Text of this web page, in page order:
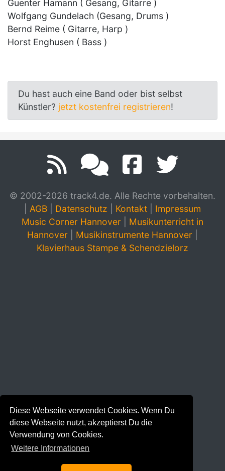
Diese Webseite verwendet Cookies. Wenn Du
diese Webseite nutzt, akzeptierst Du die
Verwendung von Cookies.
Weitere Informationen
Guenter Hamann ( Gesang, Gitarre )
Wolfgang Gundelach (Gesang, Drums )
Bernd Reime ( Gitarre, Harp )
Horst Enghusen ( Bass )
Du hast auch eine Band oder bist selbst
Künstler? jetzt kostenfrei registrieren!
© 2002-2026 track4.de. Alle Rechte vorbehalten.
AGB Datenschutz Kontakt
Impressum
Music Corner Hannover
Musikunterricht in
Hannover
Musikinstrumente Hannover
Klavierhaus Stampe & Schendzielorz